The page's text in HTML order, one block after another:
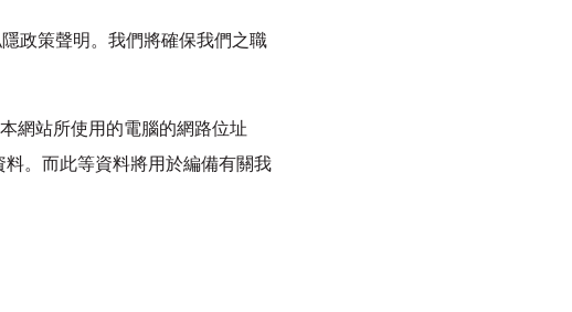
政策聲明。我們將確保我們之職
網站所使用的電腦的網路位址
。而此等資料將用於編備有關我